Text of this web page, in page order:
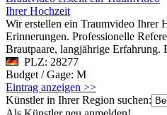
Ihrer Hochzeit
Wir erstellen ein Traumvideo Ihrer
Erinnerungen. Professionelle
Brautpaare, langjährige Erfahrung.
PLZ: 28277
Budget / Gage: M
Eintrag anzeigen >>
Künstler in Ihrer Region suchen: